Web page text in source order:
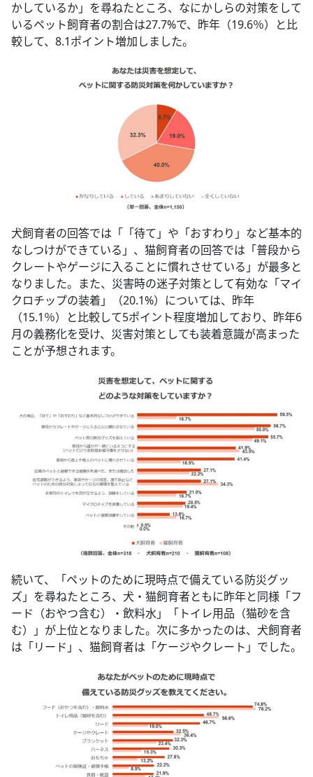
かしているか」を尋ねたところ、なにかしらの対策をして
いるペット飼育者の割合は27.7%で、昨年（19.6％）と比
較して、8.1ポイント増加しました。
犬飼育者の回答では「「待て」や「おすわり」など基本的
なしつけができている」、猫飼育者の回答では「普段から
クレートやゲージに入ることに慣れさせている」が最多と
なりました。また、災害時の迷子対策として有効な「マイ
クロチップの装着」（20.1%）については、昨年
（15.1％）と比較して5ポイント程度増加しており、昨年6
月の義務化を受け、災害対策としても装着意識が高まった
ことが予想されます。
続いて、「ペットのために現時点で備えている防災グッ
ズ」を尋ねたところ、犬・猫飼育者ともに昨年と同様「フ
ード（おやつ含む）・飲料水」「トイレ用品（猫砂を含
む）」が上位となりました。次に多かったのは、犬飼育者
は「リード」、猫飼育者は「ケージやクレート」でした。